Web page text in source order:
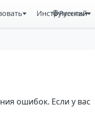
Инструменты
Русский
ошибок. Если у вас